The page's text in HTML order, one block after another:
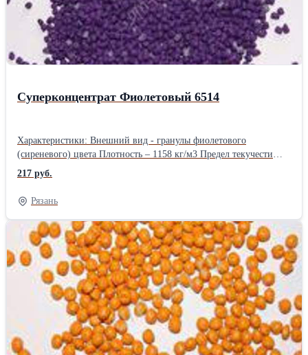
Суперконцентрат Фиолетовый 6514
Характеристики: Внешний вид - гранулы фиолетового
(сиреневого) цвета Плотность – 1158 кг/м3 Предел текучести
расплава – 9,51 г/10мин Температура плавления - 110 °С
Термостойкость - 280 °С Миграция - отсутствует Содержание
влаги - менее 0.3 % Светостойкость - 8 Рекомендуемый ввод - 1-
6% Совместимость: LDPE (ПВД), HDPE (ПНД), LLDPE
(линейны ПВД), PP (полипропилен), PS (полистирол), ABS
(композитный пластик), AS (композиты стирола), полиолефины.
Сфера применения: Экструзия пленок, формная экструзия и
т.п.Производитель: Китай Длина: 50 см Ширина: 40 см Высота:
20 см Вес: 25 кг Способ упаковки: ПП мешок
217 руб.
Рязань